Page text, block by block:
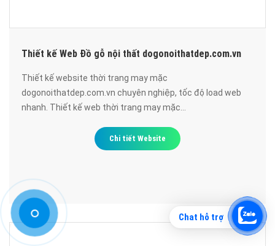
Thiết kế Web Đồ gỗ nội thất dogonoithatdep.com.vn
Thiết kế website thời trang may mặc
dogonoithatdep.com.vn chuyên nghiệp, tốc độ load web
nhanh. Thiết kế web thời trang may mặc
cao, uy tín, chất lượng. Chi tiết Website
Chat hỗ trợ